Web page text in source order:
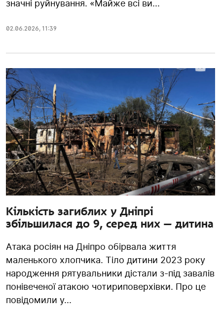
значні руйнування. «Майже всі ви...
02.06.2026, 11:39
Кількість загиблих у Дніпрі
збільшилася до 9, серед них — дитина
Атака росіян на Дніпро обірвала життя
маленького хлопчика. Тіло дитини 2023 року
народження рятувальники дістали з-під завалів
понівеченої атакою чотириповерхівки. Про це
повідомили у...